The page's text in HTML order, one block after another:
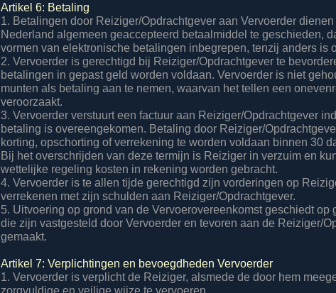
Artikel 6: Betaling
1. Betalingen door Reiziger/Opdrachtgever aan Vervoerder
Nederland algemeen geaccepteerd betaalmiddel te geschieden,
vormen van elektronische betalingen inbegrepen, tenzij anders is
2. Vervoerder is gerechtigd bij Reiziger/Opdrachtgever te
betalingen in gepast geld worden voldaan. Vervoerder is niet
munten als betaling aan te nemen, waarvan het tellen een
veroorzaakt.
3. Vervoerder verstuurt een factuur aan Reiziger/Opdrachtgever
betaling is overeengekomen. Betaling door Reiziger/
korting, opschorting of verrekening te worden voldaan binnen 30
Bij het overschrijden van deze termijn is Reiziger in verzuim en
wettelijke regeling kosten in rekening worden gebracht.
4. Vervoerder is te allen tijde gerechtigd zijn vorderingen op
verrekenen met zijn schulden aan Reiziger/Opdrachtgever.
5. Uitvoering op grond van de Vervoerovereenkomst geschiedt op
die zijn vastgesteld door Vervoerder en tevoren aan de Reiziger/
gemaakt.
Artikel 7: Verplichtingen en bevoegdheden Vervoerder
1. Vervoerder is verplicht de Reiziger, alsmede de door hem
zorgvuldige en veilige wijze te vervoeren.